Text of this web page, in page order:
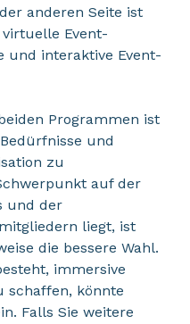
anderen Seite ist
Event-
und interaktive Event-
Programmen ist
und
zu
auf der
und der
liegt, ist
die bessere Wahl.
immersive
schaffen, könnte
Falls Sie weitere